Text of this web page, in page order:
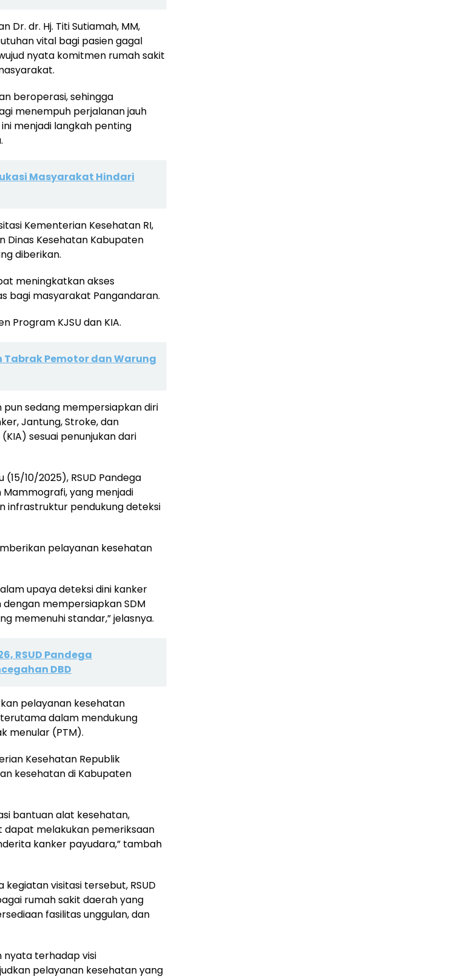
Dr. dr. Hj. Titi Sutiamah, MM,
vital bagi pasien gagal
nyata komitmen rumah sakit
beroperasi, sehingga
menempuh perjalanan jauh
menjadi langkah penting
Masyarakat Hindari
Kementerian Kesehatan RI,
Dinas Kesehatan Kabupaten
diberikan.
meningkatkan akses
bagi masyarakat Pangandaran.
Program KJSU dan KIA.
Pemotor dan Warung
pun sedang mempersiapkan diri
Jantung, Stroke, dan
sesuai penunjukan dari
10/2025), RSUD Pandega
yang menjadi
infrastruktur pendukung deteksi
pelayanan kesehatan
upaya deteksi dini kanker
mempersiapkan SDM
memenuhi standar,” jelasnya.
RSUD Pandega
DBD
pelayanan kesehatan
dalam mendukung
menular (PTM).
Kesehatan Republik
kesehatan di Kabupaten
bantuan alat kesehatan,
dapat melakukan pemeriksaan
kanker payudara,” tambah
kegiatan visitasi tersebut, RSUD
rumah sakit daerah yang
fasilitas unggulan, dan
nyata terhadap visi
pelayanan kesehatan yang